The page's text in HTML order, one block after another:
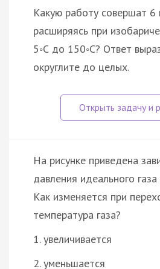
Какую работу совершат 6
расширяясь при
5◦С до 150◦С? Ответ
округлите до целых.
На рисунке приведена
давления идеального
Как изменяется при
температура газа?
1. увеличивается
2. уменьшается